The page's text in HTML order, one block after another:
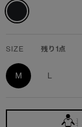
SIZE 残り1点
M L